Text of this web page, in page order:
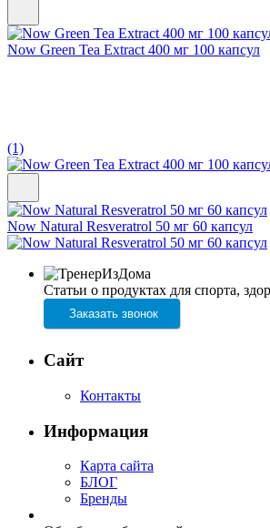
Now Green Tea Extract 400 мг 100 капсул
(1)
Now Natural Resveratrol 50 мг 60 капсул
Статьи о продуктах для спорта,
Заказать звонок
Сайт
Контакты
Информация
Карта сайта
БЛОГ
Бренды